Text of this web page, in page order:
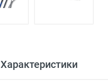
Характеристики